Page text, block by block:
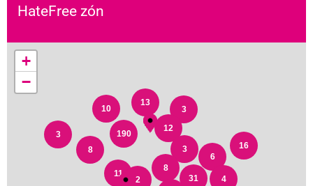
HateFree zón
3
2
16
6
4
8
31
3
3
13
12
10
8
11
190
+
−